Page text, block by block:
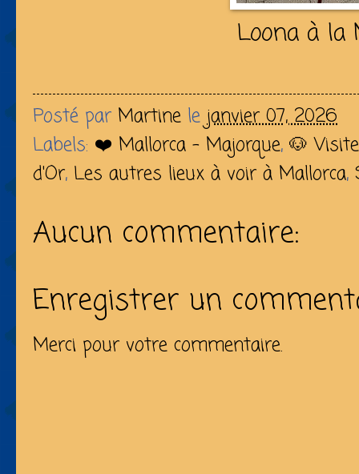
Loona à la
Posté par Martine le janvier 07, 2026
Labels: ❤️ Mallorca - Majorque, 🐶
d'Or, Les autres lieux à voir à Mallorca,
Aucun commentaire:
Enregistrer un
Merci pour votre commentaire.